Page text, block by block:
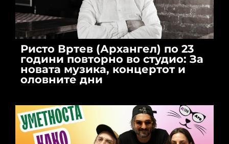
Ристо Вртев (Архангел) по 23
години повторно во студио: За
новата музика, концертот и
оловните дни